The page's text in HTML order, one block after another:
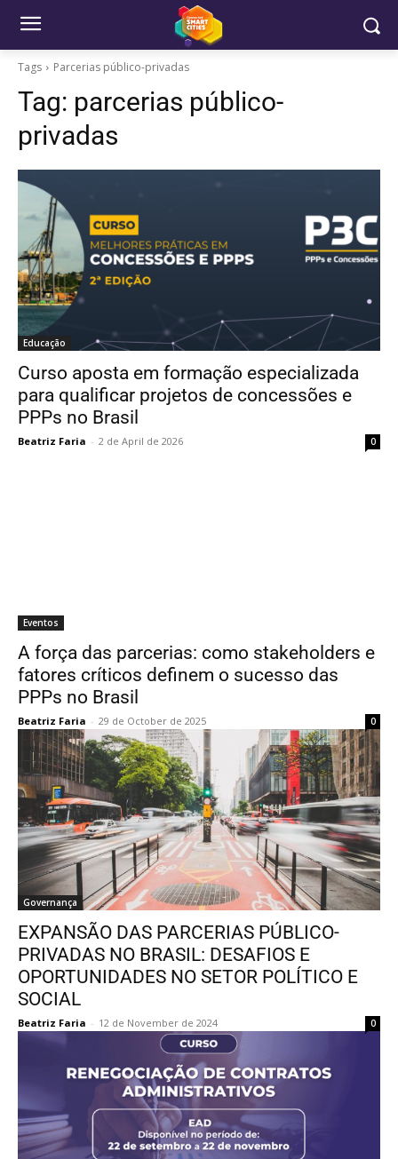
Tags Parcerias público-privadas
Tag: parcerias público-
privadas
Educação
Curso aposta em formação especializada
para qualificar projetos de concessões e
PPPs no Brasil
Beatriz Faria - 2 de April de 2026 0
Eventos
A força das parcerias: como stakeholders e
fatores críticos definem o sucesso das
PPPs no Brasil
Beatriz Faria - 29 de October de 2025 0
Governança
EXPANSÃO DAS PARCERIAS PÚBLICO-
PRIVADAS NO BRASIL: DESAFIOS E
OPORTUNIDADES NO SETOR POLÍTICO E
SOCIAL
Beatriz Faria - 12 de November de 2024 0